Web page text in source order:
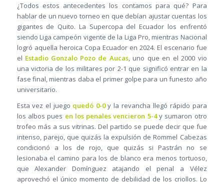
¿Todos estos antecedentes los contamos para qué? Para
hablar de un nuevo torneo en que debían ajustar cuentas los
gigantes de Quito. La Supercopa del Ecuador los enfrentó
siendo Liga campeón vigente de la Liga Pro, mientras Nacional
logró aquella heroica Copa Ecuador en 2024. El escenario fue
el Estadio Gonzalo Pozo de Aucas, uno que en el 2000 vio
una victoria de los militares por 2-1 que significó entrar en la
fase final, mientras daba el primer golpe para un funesto año
universitario.
Esta vez el juego quedó 0-0y la revancha llegó rápido para
los albos pues en los penales vencieron 5-4y sumaron otro
trofeo más a sus vitrinas. Del partido se puede decir que fue
intenso, parejo, que quizás la expulsión de Rommel Cabezas
condicionó a los de rojo, que quizás si Pastrán no se
lesionaba el camino para los de blanco era menos tortuoso,
que Alexander Domínguez atajando el penal a Vélez
aprovechó el único momento de debilidad de los criollos. Lo